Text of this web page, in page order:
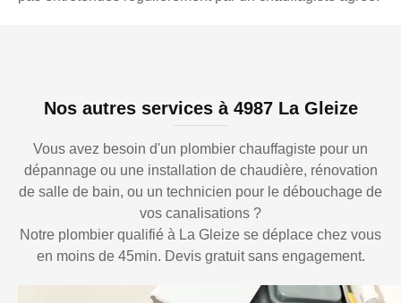
Nos autres services à 4987 La Gleize
Vous avez besoin d'un plombier chauffagiste pour un
dépannage ou une installation de chaudière, rénovation
de salle de bain, ou un technicien pour le débouchage de
vos canalisations ?
Notre plombier qualifié à La Gleize se déplace chez vous
en moins de 45min. Devis gratuit sans engagement.